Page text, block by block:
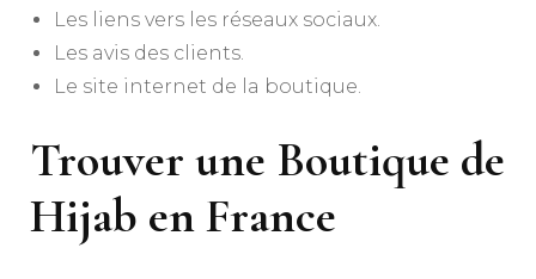
Les liens vers les réseaux sociaux.
Les avis des clients.
Le site internet de la boutique.
Trouver une Boutique de
Hijab en France